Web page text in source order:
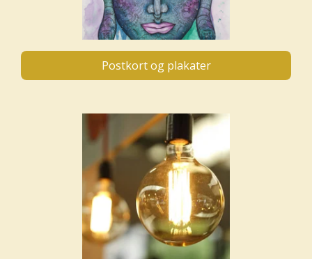
Postkort og plakater